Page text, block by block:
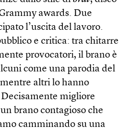
awards. Due
l’uscita del lavoro.
e critica: tra chitarre
provocatori, il brano è
come una parodia del
altri lo hanno
migliore
brano contagioso che
camminando su una